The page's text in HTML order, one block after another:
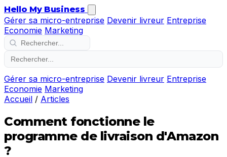
Hello My Business
Gérer sa micro-entreprise Devenir livreur Entreprise
Economie Marketing
Gérer sa micro-entreprise Devenir livreur Entreprise
Economie Marketing
Accueil / Articles
Comment fonctionne le
programme de livraison d'Amazon
?